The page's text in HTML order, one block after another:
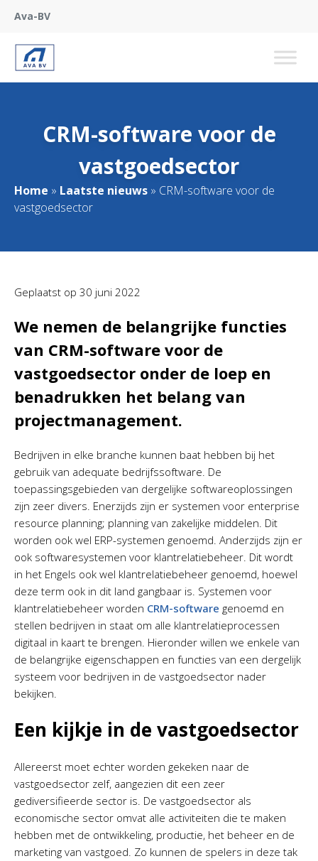
Ava-BV
CRM-software voor de
vastgoedsector
Home » Laatste nieuws » CRM-software voor de
vastgoedsector
Geplaatst op 30 juni 2022
We nemen de belangrijke functies
van CRM-software voor de
vastgoedsector onder de loep en
benadrukken het belang van
projectmanagement.
Bedrijven in elke branche kunnen baat hebben bij het
gebruik van adequate bedrijfssoftware. De
toepassingsgebieden van dergelijke softwareoplossingen
zijn zeer divers. Enerzijds zijn er systemen voor enterprise
resource planning; planning van zakelijke middelen. Dit
worden ook wel ERP-systemen genoemd. Anderzijds zijn er
ook softwaresystemen voor klantrelatiebeheer. Dit wordt
in het Engels ook wel klantrelatiebeheer genoemd, hoewel
deze term ook in dit land gangbaar is. Systemen voor
klantrelatiebeheer worden CRM-software genoemd en
stellen bedrijven in staat om alle klantrelatieprocessen
digitaal in kaart te brengen. Hieronder willen we enkele van
de belangrijke eigenschappen en functies van een dergelijk
systeem voor bedrijven in de vastgoedsector nader
bekijken.
Een kijkje in de vastgoedsector
Allereerst moet echter worden gekeken naar de
vastgoedsector zelf, aangezien dit een zeer
gediversifieerde sector is. De vastgoedsector als
economische sector omvat alle activiteiten die te maken
hebben met de ontwikkeling, productie, het beheer en de
marketing van vastgoed. Zo kunnen de spelers in deze tak